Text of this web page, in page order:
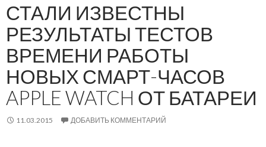
СТАЛИ ИЗВЕСТНЫ
РЕЗУЛЬТАТЫ ТЕСТОВ
ВРЕМЕНИ РАБОТЫ
НОВЫХ СМАРТ-ЧАСОВ
APPLE WATCH ОТ БАТАРЕИ
11.03.2015 ДОБАВИТЬ КОММЕНТАРИЙ